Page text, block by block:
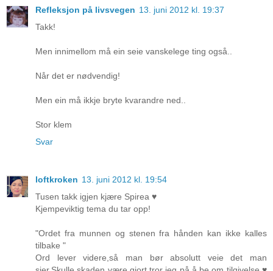
Refleksjon på livsvegen 13. juni 2012 kl. 19:37
Takk!
Men innimellom må ein seie vanskelege ting også..
Når det er nødvendig!
Men ein må ikkje bryte kvarandre ned..
Stor klem
Svar
loftkroken 13. juni 2012 kl. 19:54
Tusen takk igjen kjære Spirea ♥
Kjempeviktig tema du tar opp!
"Ordet fra munnen og stenen fra hånden kan ikke kalles
tilbake "
Ord lever videre,så man bør absolutt veie det man